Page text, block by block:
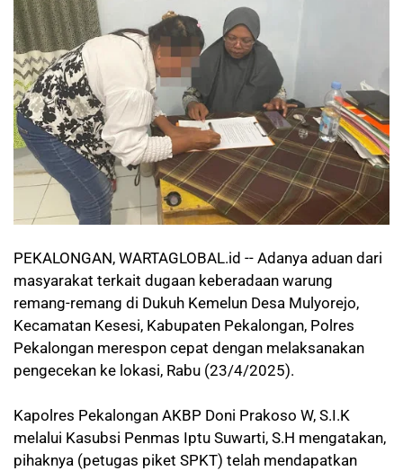
PEKALONGAN, WARTAGLOBAL.id -- Adanya aduan dari
masyarakat terkait dugaan keberadaan warung
remang-remang di Dukuh Kemelun Desa Mulyorejo,
Kecamatan Kesesi, Kabupaten Pekalongan, Polres
Pekalongan merespon cepat dengan melaksanakan
pengecekan ke lokasi, Rabu (23/4/2025).
Kapolres Pekalongan AKBP Doni Prakoso W, S.I.K
melalui Kasubsi Penmas Iptu Suwarti, S.H mengatakan,
pihaknya (petugas piket SPKT) telah mendapatkan